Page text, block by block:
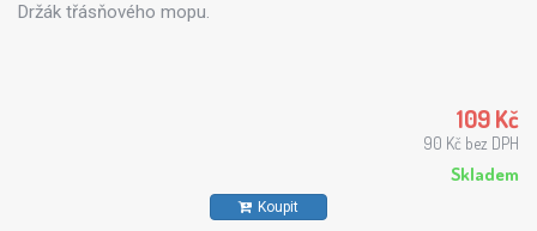
Držák třásňového mopu.
109 Kč
90 Kč bez DPH
Skladem
Koupit